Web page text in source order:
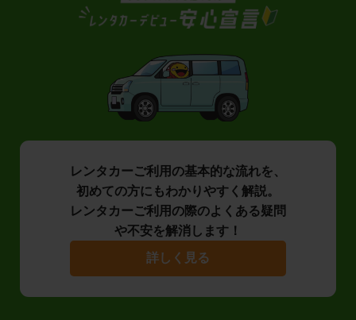
レンタカーご利用の基本的な流れを、
初めての方にもわかりやすく解説。
レンタカーご利用の際のよくある疑問
や不安を解消します！
詳しく見る